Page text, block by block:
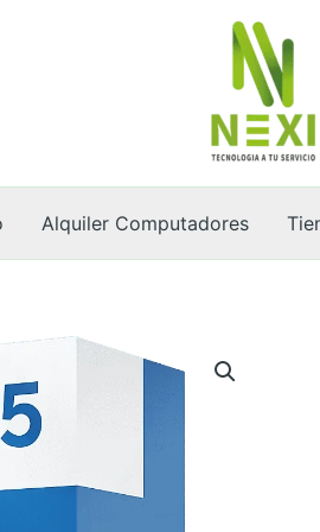
Alquiler Computadores